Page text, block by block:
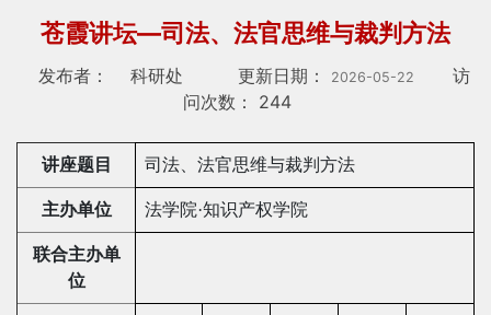
苍霞讲坛—司法、法官思维与裁判方法
发布者： 科研处 更新日期： 2026-05-22
访
问次数： 244
讲座题目 司法、法官思维与裁判方法
主办单位 法学院·知识产权学院
联合主办单
位